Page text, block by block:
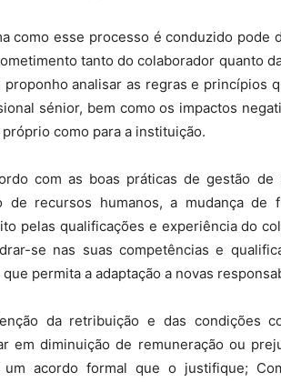
como esse processo é conduzido pode
tanto do colaborador quanto
proponho analisar as regras e princípios
sénior, bem como os impactos
próprio como para a instituição.
com as boas práticas de gestão
de recursos humanos, a mudança
pelas qualificações e experiência do
se nas suas competências e
permita a adaptação a novas
da retribuição e das condições
em diminuição de remuneração ou
um acordo formal que o justifique;